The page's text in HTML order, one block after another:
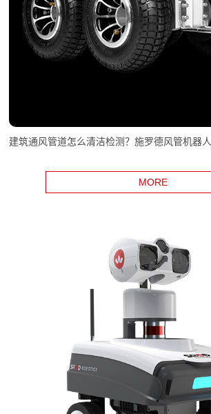
建筑通风管道怎么清洁检测？施罗德风管机器人
MORE